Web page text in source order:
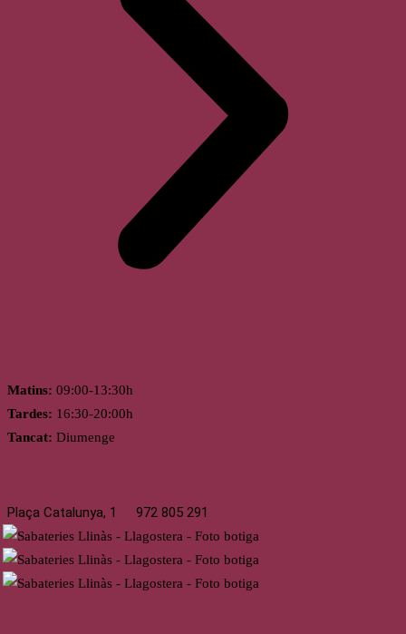
Matins: 09:00-13:30h
Tardes: 16:30-20:00h
Tancat: Diumenge
Plaça Catalunya, 1 972 805 291